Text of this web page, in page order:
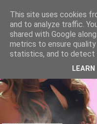
This site uses cookies
and to analyze traffic.
shared with Google
metrics to ensure
statistics, and to detect